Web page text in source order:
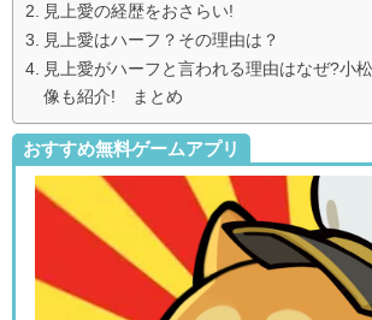
見上愛の経歴をおさらい!
見上愛はハーフ？その理由は？
見上愛がハーフと言われる理由はなぜ?小
像も紹介! まとめ
おすすめ無料ゲームアプリ